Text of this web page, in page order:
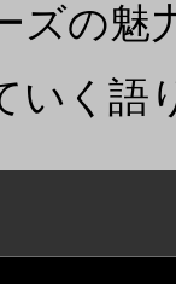
ズの魅
いく語